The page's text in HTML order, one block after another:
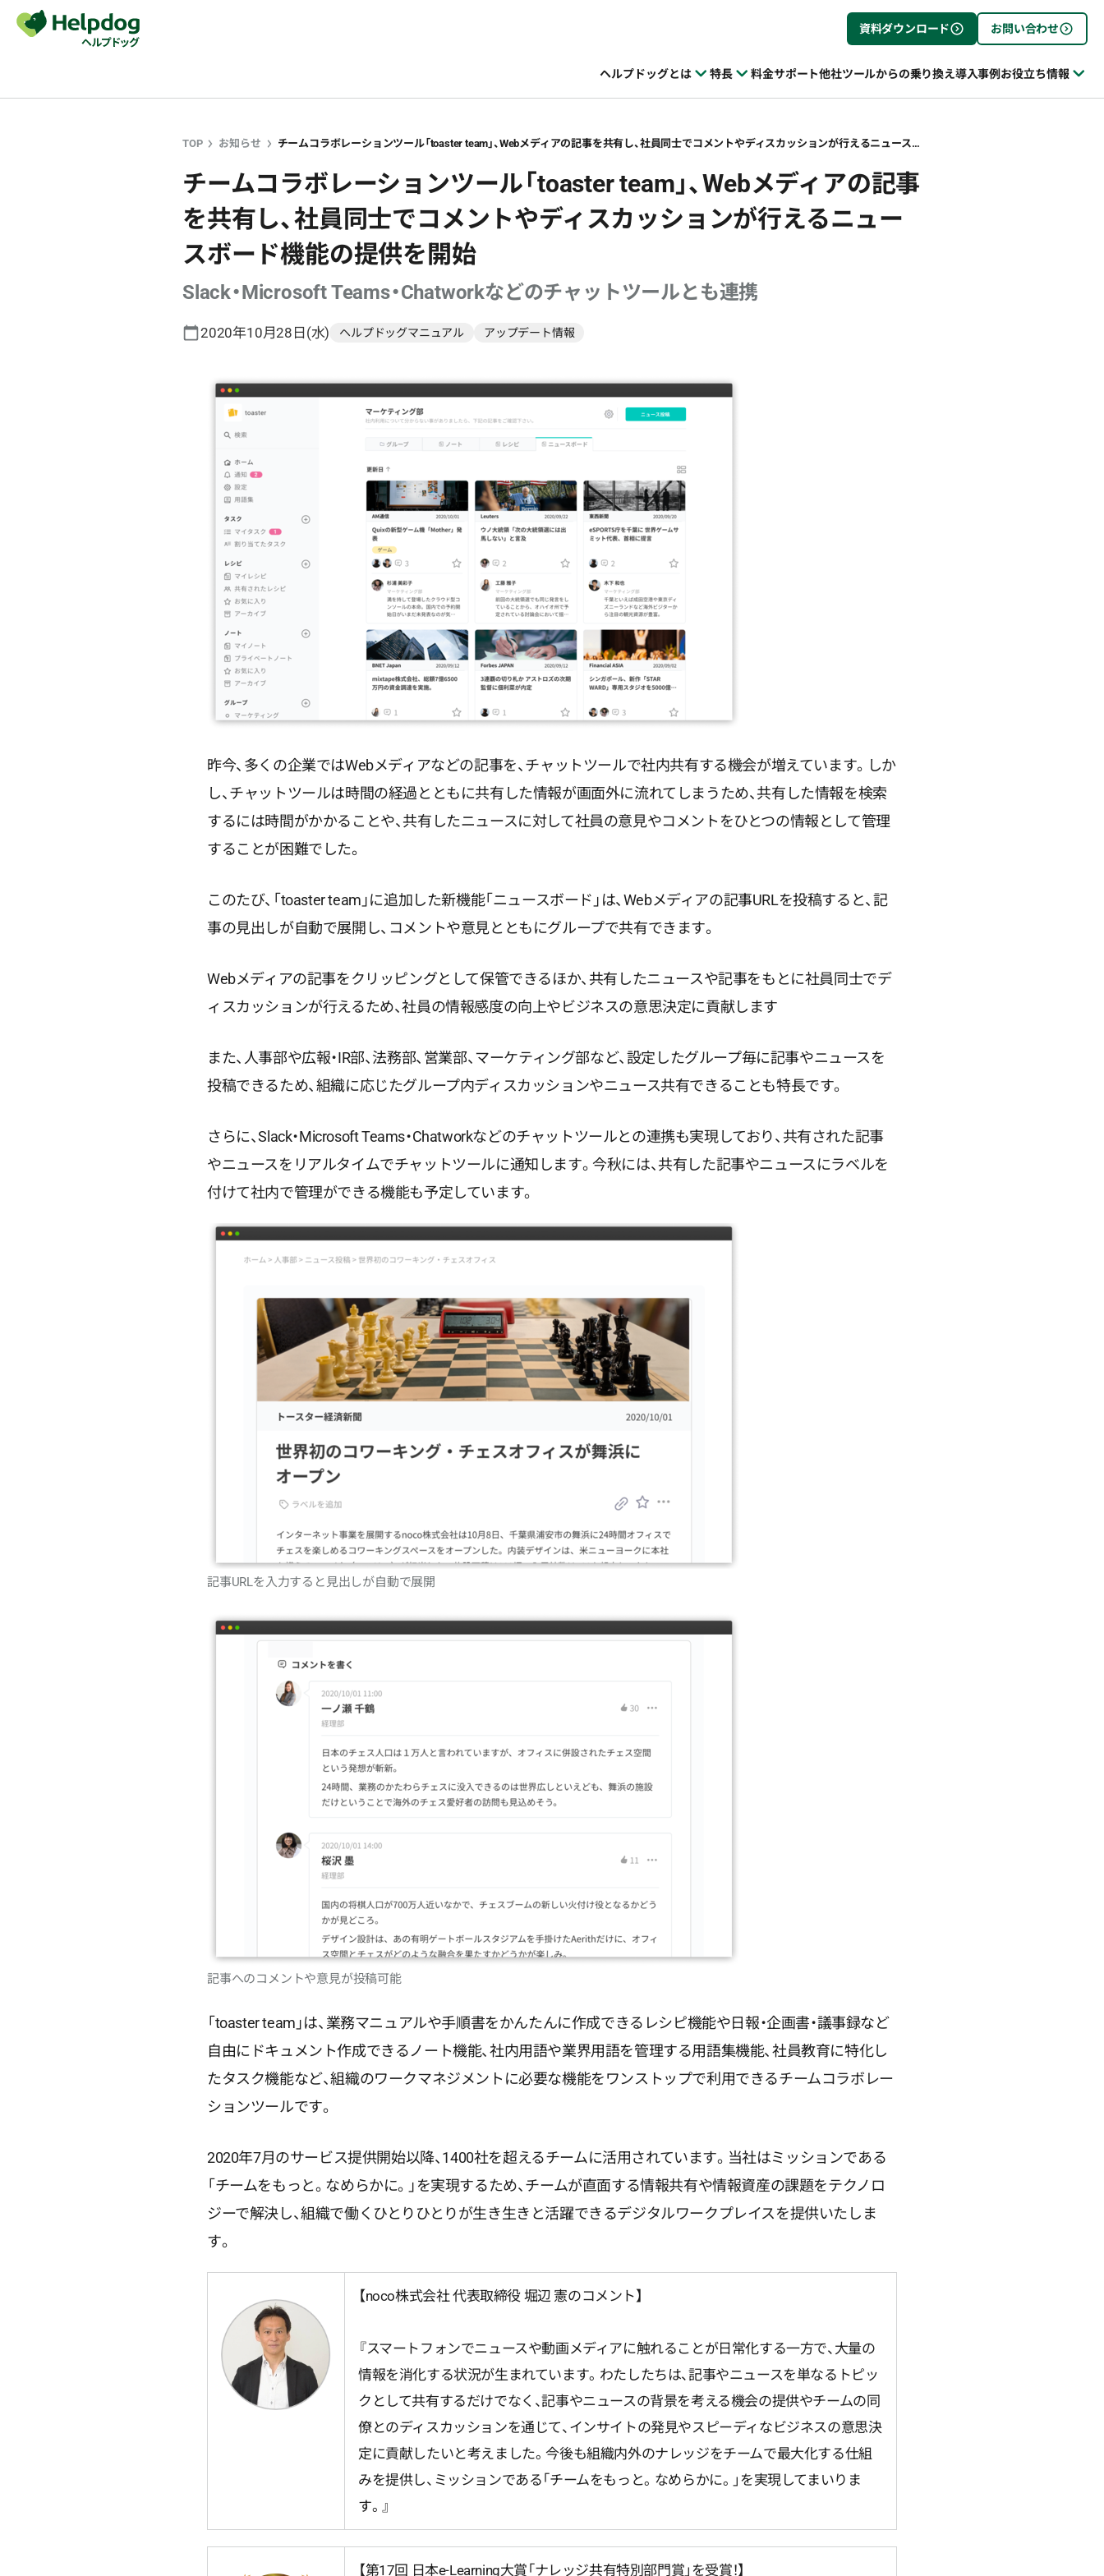
ヘルプドッグとは 特長 料金サポート他社ツールからの乗り換え導入事例 お役立ち情報
資料ダウンロード お問い合わせ
TOP お知らせ チームコラボレーションツール「toaster team」、Webメディアの記事を共有し、社員同士でコメントやディスカッションが行えるニュースボード機能の提供を開始
チームコラボレーションツール「toaster team」、Webメディアの記事
を共有し、社員同士でコメントやディスカッションが行えるニュー
スボード機能の提供を開始
Slack・Microsoft Teams・Chatworkなどのチャットツールとも連携
2020年10月28日(水) ヘルプドッグマニュアル アップデート情報
昨今、多くの企業ではWebメディアなどの記事を、チャットツールで社内共有する機会が増えています。しか
し、チャットツールは時間の経過とともに共有した情報が画面外に流れてしまうため、共有した情報を検索
するには時間がかかることや、共有したニュースに対して社員の意見やコメントをひとつの情報として管理
することが困難でした。
このたび、「toaster team」に追加した新機能「ニュースボード」は、Webメディアの記事URLを投稿すると、記
事の見出しが自動で展開し、コメントや意見とともにグループで共有できます。
Webメディアの記事をクリッピングとして保管できるほか、共有したニュースや記事をもとに社員同士でデ
ィスカッションが行えるため、社員の情報感度の向上やビジネスの意思決定に貢献します
また、人事部や広報・IR部、法務部、営業部、マーケティング部など、設定したグループ毎に記事やニュースを
投稿できるため、組織に応じたグループ内ディスカッションやニュース共有できることも特長です。
さらに、Slack・Microsoft Teams・Chatworkなどのチャットツールとの連携も実現しており、共有された記事
やニュースをリアルタイムでチャットツールに通知します。今秋には、共有した記事やニュースにラベルを
付けて社内で管理ができる機能も予定しています。
記事URLを入力すると見出しが自動で展開
記事へのコメントや意見が投稿可能
「toaster team」は、業務マニュアルや手順書をかんたんに作成できるレシピ機能や日報・企画書・議事録など
自由にドキュメント作成できるノート機能、社内用語や業界用語を管理する用語集機能、社員教育に特化し
たタスク機能など、組織のワークマネジメントに必要な機能をワンストップで利用できるチームコラボレー
ションツールです。
2020年7月のサービス提供開始以降、1400社を超えるチームに活用されています。当社はミッションである
「チームをもっと。なめらかに。」を実現するため、チームが直面する情報共有や情報資産の課題をテクノロ
ジーで解決し、組織で働くひとりひとりが生き生きと活躍できるデジタルワークプレイスを提供いたしま
す。
【noco株式会社 代表取締役 堀辺 憲のコメント】
『スマートフォンでニュースや動画メディアに触れることが日常化する一方で、大量の
情報を消化する状況が生まれています。わたしたちは、記事やニュースを単なるトピッ
クとして共有するだけでなく、記事やニュースの背景を考える機会の提供やチームの同
僚とのディスカッションを通じて、インサイトの発見やスピーディなビジネスの意思決
定に貢献したいと考えました。今後も組織内外のナレッジをチームで最大化する仕組
みを提供し、ミッションである「チームをもっと。なめらかに。」を実現してまいりま
す。』
【第17回 日本e-Learning大賞「ナレッジ共有特別部門賞」を受賞！】